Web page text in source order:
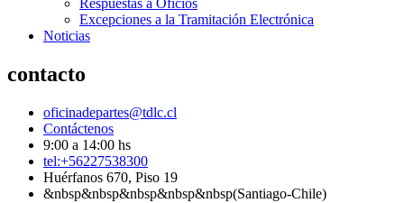
Respuestas a Oficios
Excepciones a la Tramitación Electrónica
Noticias
contacto
oficinadepartes@tdlc.cl
Contáctenos
9:00 a 14:00 hs
tel:+56227538300
Huérfanos 670, Piso 19
&nbsp&nbsp&nbsp&nbsp&nbsp(Santiago-Chile)